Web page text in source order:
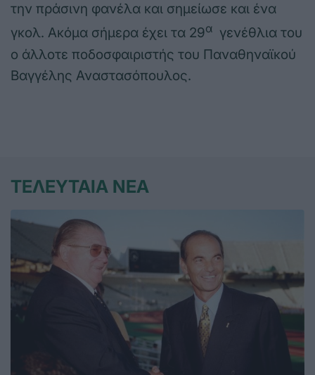
την πράσινη φανέλα και σημείωσε και ένα
γκολ. Ακόμα σήμερα έχει τα 29α γενέθλια του
ο άλλοτε ποδοσφαιριστής του Παναθηναϊκού
Βαγγέλης Αναστασόπουλος.
ΤΕΛΕΥΤΑΙΑ ΝΕΑ